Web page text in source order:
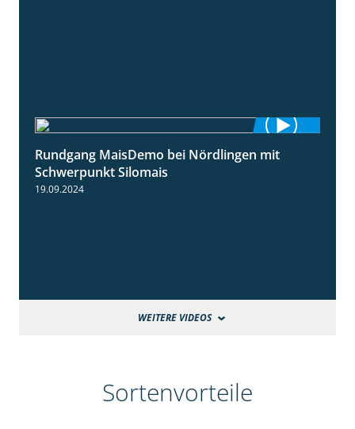
10:51
Rundgang MaisDemo bei Nördlingen mit
Schwerpunkt Silomais
19.09.2024
WEITERE VIDEOS
Sortenvorteile